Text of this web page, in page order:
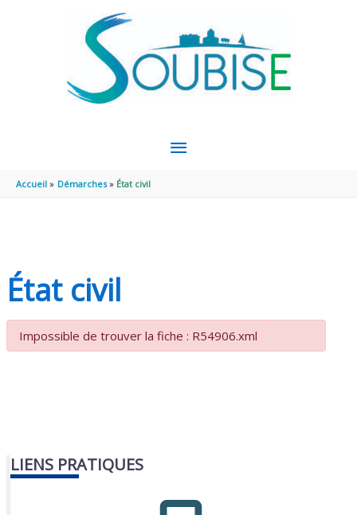
MENU
Accueil Démarches État civil
État civil
Impossible de trouver la fiche : R54906.xml
LIENS PRATIQUES